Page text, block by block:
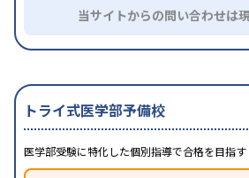
当サイトからの問い合わせは
トライ式医学部予備校
医学部受験に特化した個別指導で合格を目指す